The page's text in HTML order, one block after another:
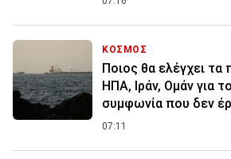
ΚΟΣΜΟΣ
Ποιος θα ελέγχει τα
ΗΠΑ, Ιράν, Ομάν για
συμφωνία που δεν
07:11